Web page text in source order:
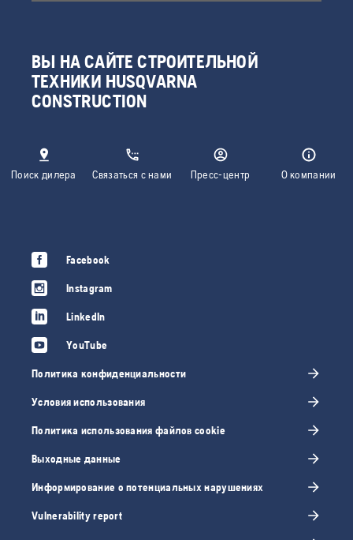
ВЫ НА САЙТЕ СТРОИТЕЛЬНОЙ
ТЕХНИКИ HUSQVARNA
CONSTRUCTION
Поиск дилера Связаться с нами Пресс-центр О компании
Facebook
Instagram
LinkedIn
YouTube
Политика конфиденциальности
Условия использования
Политика использования файлов cookie
Выходные данные
Информирование о потенциальных нарушениях
Vulnerability report